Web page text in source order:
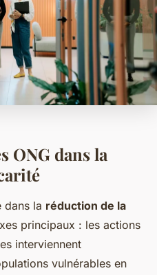
ONG dans la
dans la réduction de la
principaux : les actions
interviennent
vulnérables en